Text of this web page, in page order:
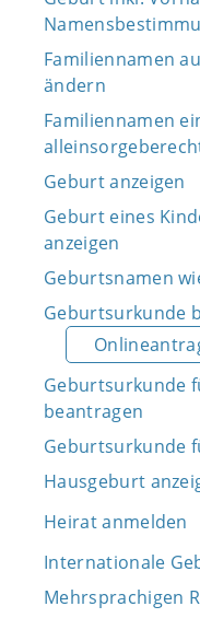
Familiennamen
ändern
Familiennamen
Geburt anzeigen
Geburt eines
anzeigen
Geburtsnamen
Geburtsurkunde
Geburtsurkunde
beantragen
Geburtsurkunde
Hausgeburt
Heirat anmelden
Internationale
Mehrsprachigen